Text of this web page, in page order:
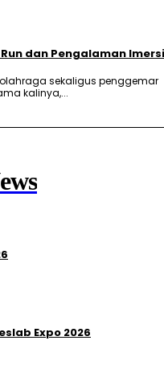
dan Pengalaman
sekaligus penggemar
kalinya,...
Expo 2026